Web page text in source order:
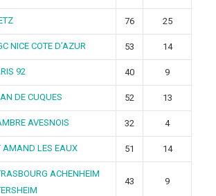
76 25
NICE COTE D’AZUR 53 14
92 40 9
DE CUQUES 52 13
AVESNOIS 32 4
AMAND LES EAUX 51 14
ACHENHEIM
43 9